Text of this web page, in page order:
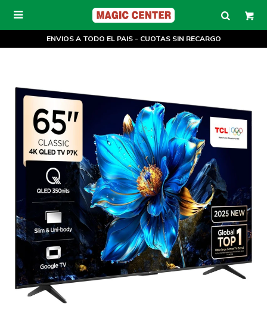

ENVIOS A TODO EL PAIS - CUOTAS SIN RECARGO